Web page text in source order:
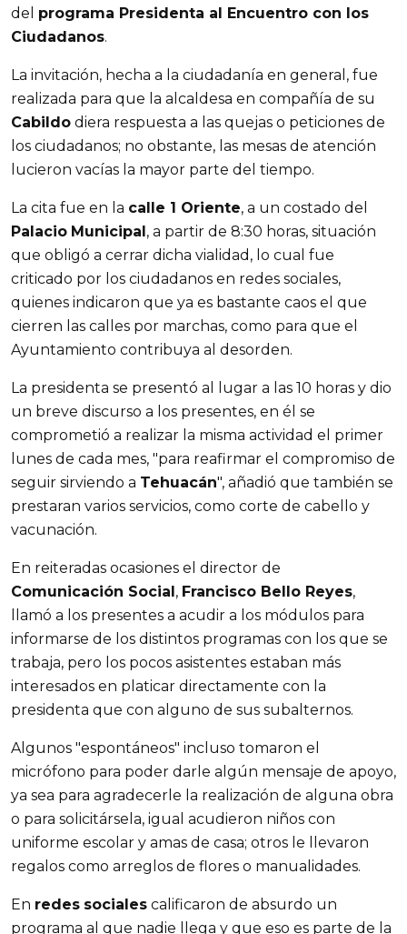
del programa Presidenta al Encuentro con los
Ciudadanos.
La invitación, hecha a la ciudadanía en general, fue
realizada para que la alcaldesa en compañía de su
Cabildo diera respuesta a las quejas o peticiones de
los ciudadanos; no obstante, las mesas de atención
lucieron vacías la mayor parte del tiempo.
La cita fue en la calle 1 Oriente, a un costado del
Palacio Municipal , a partir de 8:30 horas, situación
que obligó a cerrar dicha vialidad, lo cual fue
criticado por los ciudadanos en redes sociales,
quienes indicaron que ya es bastante caos el que
cierren las calles por marchas, como para que el
Ayuntamiento contribuya al desorden.
La presidenta se presentó al lugar a las 10 horas y dio
un breve discurso a los presentes, en él se
comprometió a realizar la misma actividad el primer
lunes de cada mes, "para reafirmar el compromiso de
seguir sirviendo a Tehuacán", añadió que también se
prestaran varios servicios, como corte de cabello y
vacunación.
En reiteradas ocasiones el director de
Comunicación Social , Francisco Bello Reyes,
llamó a los presentes a acudir a los módulos para
informarse de los distintos programas con los que se
trabaja, pero los pocos asistentes estaban más
interesados en platicar directamente con la
presidenta que con alguno de sus subalternos.
Algunos "espontáneos" incluso tomaron el
micrófono para poder darle algún mensaje de apoyo,
ya sea para agradecerle la realización de alguna obra
o para solicitársela, igual acudieron niños con
uniforme escolar y amas de casa; otros le llevaron
regalos como arreglos de flores o manualidades.
En redes sociales calificaron de absurdo un
programa al que nadie llega y que eso es parte de la